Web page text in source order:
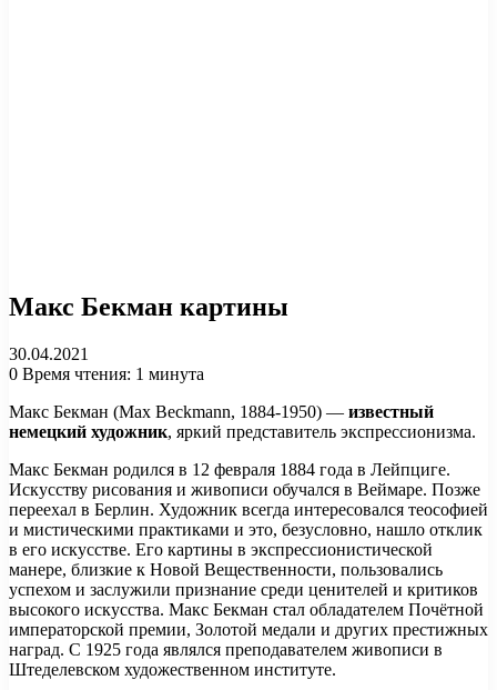
Макс Бекман картины
30.04.2021
0 Время чтения: 1 минута
Макс Бекман (Max Beckmann, 1884-1950) — известный
немецкий художник, яркий представитель экспрессионизма.
Макс Бекман родился в 12 февраля 1884 года в Лейпциге.
Искусству рисования и живописи обучался в Веймаре. Позже
переехал в Берлин. Художник всегда интересовался теософией
и мистическими практиками и это, безусловно, нашло отклик
в его искусстве. Его картины в экспрессионистической
манере, близкие к Новой Вещественности, пользовались
успехом и заслужили признание среди ценителей и критиков
высокого искусства. Макс Бекман стал обладателем Почётной
императорской премии, Золотой медали и других престижных
наград. С 1925 года являлся преподавателем живописи в
Штеделевском художественном институте.